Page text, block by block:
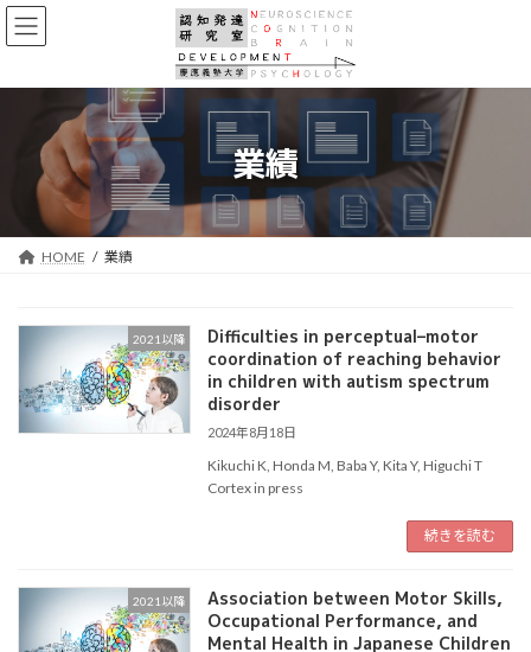
コ
ン
ナ
ビ
業績
HOME 業績
2021以降
Difficulties in perceptual–motor
coordination of reaching behavior
in children with autism spectrum
disorder
2024年8月18日
Kikuchi K, Honda M, Baba Y, Kita Y, Higuchi T
Cortex in press
続きを読む
2021以降
Association between Motor Skills,
Occupational Performance, and
Mental Health in Japanese Children